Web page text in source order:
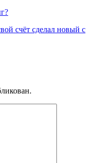
счёт сделал новый с